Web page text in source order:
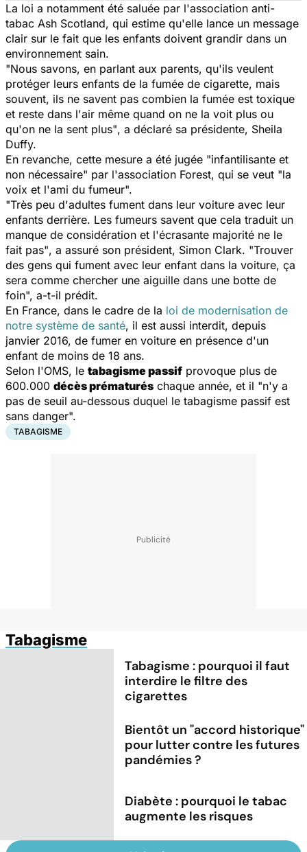
La loi a notamment été saluée par l'association anti-
tabac Ash Scotland, qui estime qu'elle lance un message
clair sur le fait que les enfants doivent grandir dans un
environnement sain.
"Nous savons, en parlant aux parents, qu'ils veulent
protéger leurs enfants de la fumée de cigarette, mais
souvent, ils ne savent pas combien la fumée est toxique
et reste dans l'air même quand on ne la voit plus ou
qu'on ne la sent plus", a déclaré sa présidente, Sheila
Duffy.
En revanche, cette mesure a été jugée "infantilisante et
non nécessaire" par l'association Forest, qui se veut "la
voix et l'ami du fumeur".
"Très peu d'adultes fument dans leur voiture avec leur
enfants derrière. Les fumeurs savent que cela traduit un
manque de considération et l'écrasante majorité ne le
fait pas", a assuré son président, Simon Clark. "Trouver
des gens qui fument avec leur enfant dans la voiture, ça
sera comme chercher une aiguille dans une botte de
foin", a-t-il prédit.
En France, dans le cadre de la loi de modernisation de
notre système de santé, il est aussi interdit, depuis
janvier 2016, de fumer en voiture en présence d'un
enfant de moins de 18 ans.
Selon l'OMS, le tabagisme passif provoque plus de
600.000 décès prématurés chaque année, et il "n'y a
pas de seuil au-dessous duquel le tabagisme passif est
sans danger".
TABAGISME
Tabagisme
Tabagisme : pourquoi il faut
interdire le filtre des
cigarettes
Bientôt un "accord historique"
pour lutter contre les futures
pandémies ?
Diabète : pourquoi le tabac
augmente les risques